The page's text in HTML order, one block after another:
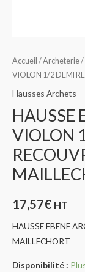
Accueil /Archeterie/
VIOLON 1/2 DEMI
Hausses Archets
HAUSSE
VIOLON
17,57€ HT
HAUSSE EBENE
MAILLECHORT
Disponibilité :